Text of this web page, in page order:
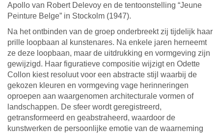
Apollo van Robert Delevoy en de tentoonstelling “Jeune
Peinture Belge” in Stockolm (1947).
Na het ontbinden van de groep onderbreekt zij tijdelijk haar
prille loopbaan al kunstenares. Na enkele jaren herneemt
ze deze loopbaan, maar de uitdrukking en vormgeving zijn
gewijzigd. Haar figuratieve compositie wijzigt en Odette
Collon kiest resoluut voor een abstracte stijl waarbij de
gekozen kleuren en vormgeving vage herinneringen
oproepen aan waargenomen architecturale vormen of
landschappen. De sfeer wordt geregistreerd,
getransformeerd en geabstraheerd, waardoor de
kunstwerken de persoonlijke emotie van de waarneming